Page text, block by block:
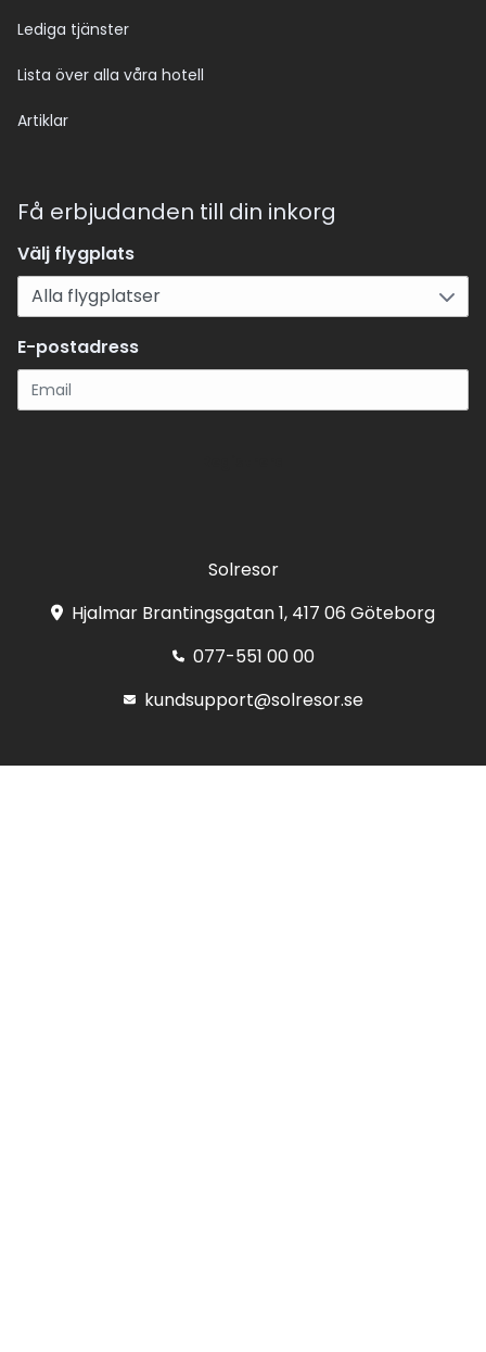
Lediga tjänster
Lista över alla våra hotell
Artiklar
Få erbjudanden till din inkorg
Välj flygplats
E-postadress
Solresor
Hjalmar Brantingsgatan 1, 417 06 Göteborg
077-551 00 00
kundsupport@solresor.se